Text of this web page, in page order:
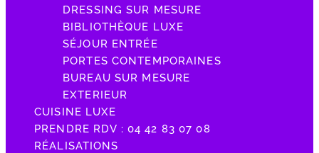
DRESSING SUR MESURE
BIBLIOTHÈQUE LUXE
SÉJOUR ENTRÉE
PORTES CONTEMPORAINES
BUREAU SUR MESURE
EXTERIEUR
CUISINE LUXE
PRENDRE RDV : 04 42 83 07 08
RÉALISATIONS